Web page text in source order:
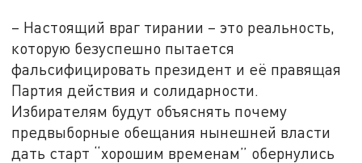
– Настоящий враг тирании – это реальность,
которую безуспешно пытается
фальсифицировать президент и её правящая
Партия действия и солидарности.
Избирателям будут объяснять почему
предвыборные обещания нынешней власти
дать старт “хорошим временам” обернулись